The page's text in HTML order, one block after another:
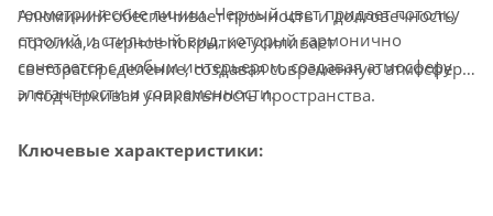
геометрические линии. Черный цвет придает потолку
строгий и стильный вид, который гармонично
сочетается с любым интерьером, создавая атмосферу
элегантности и современности.
Алюминий обеспечивает прочность и долговечность
потолка, а черное покрытие усиливает
светораспределение, создавая современную атмосферу
и подчеркивая уникальность пространства.
Ключевые характеристики: